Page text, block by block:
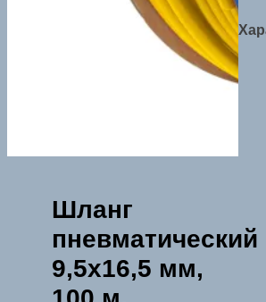
Шланг
пневматический
9,5х16,5 мм,